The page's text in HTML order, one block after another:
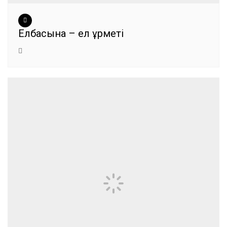
Елбасына – ел құрметі